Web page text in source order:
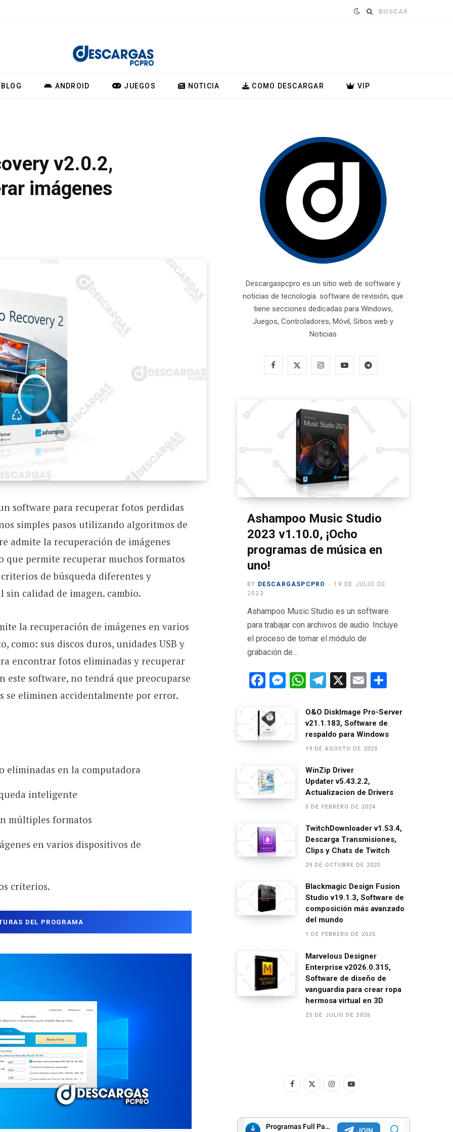
Buscar:
ANDROID JUEGOS NOTICIA COMO DESCARGAR VIP
v2.0.2,
imágenes
software para recuperar fotos perdidas
simples pasos utilizando algoritmos de
admite la recuperación de imágenes
que permite recuperar muchos formatos
de búsqueda diferentes y
calidad de imagen. cambio.
la recuperación de imágenes en varios
como: sus discos duros, unidades USB y
encontrar fotos eliminadas y recuperar
este software, no tendrá que preocuparse
se eliminen accidentalmente por error.
eliminadas en la computadora
inteligente
múltiples formatos
en varios dispositivos de
criterios.
DEL PROGRAMA
Descargaspcpro es un sitio web de software y
noticias de tecnología. software de revisión, que
tiene secciones dedicadas para Windows,
Juegos, Controladores, Móvil, Sitios web y
Noticias
F
b
o
k
w
i
t
t
e
r
I
t
a
g
a
m
Y
b
e
T
m
Ashampoo Music Studio
2023 v1.10.0, ¡Ocho
programas de música en
uno!
BY DESCARGASPCPRO
19 DE JULIO DE
2023
Ashampoo Music Studio es un software
para trabajar con archivos de audio. Incluye
el proceso de tomar el módulo de
grabación de…
F
ce
b
o
k
M
g
W
at
s
A
p
T
e
gr
a
X
E
ail m
p
O&O DiskImage Pro-Server
v21.1.183, Software de
respaldo para Windows
19 DE AGOSTO DE 2025
WinZip Driver
Updater v5.43.2.2,
Actualizacion de Drivers
3 DE FEBRERO DE 2024
TwitchDownloader v1.53.4,
Descarga Transmisiones,
Clips y Chats de Twitch
29 DE OCTUBRE DE 2023
Blackmagic Design Fusion
Studio v19.1.3, Software de
composición más avanzado
del mundo
1 DE FEBRERO DE 2025
Marvelous Designer
Enterprise v2026.0.315,
Software de diseño de
vanguardia para crear ropa
hermosa virtual en 3D
25 DE JULIO DE 2026
F
c T
I
s
Y
u